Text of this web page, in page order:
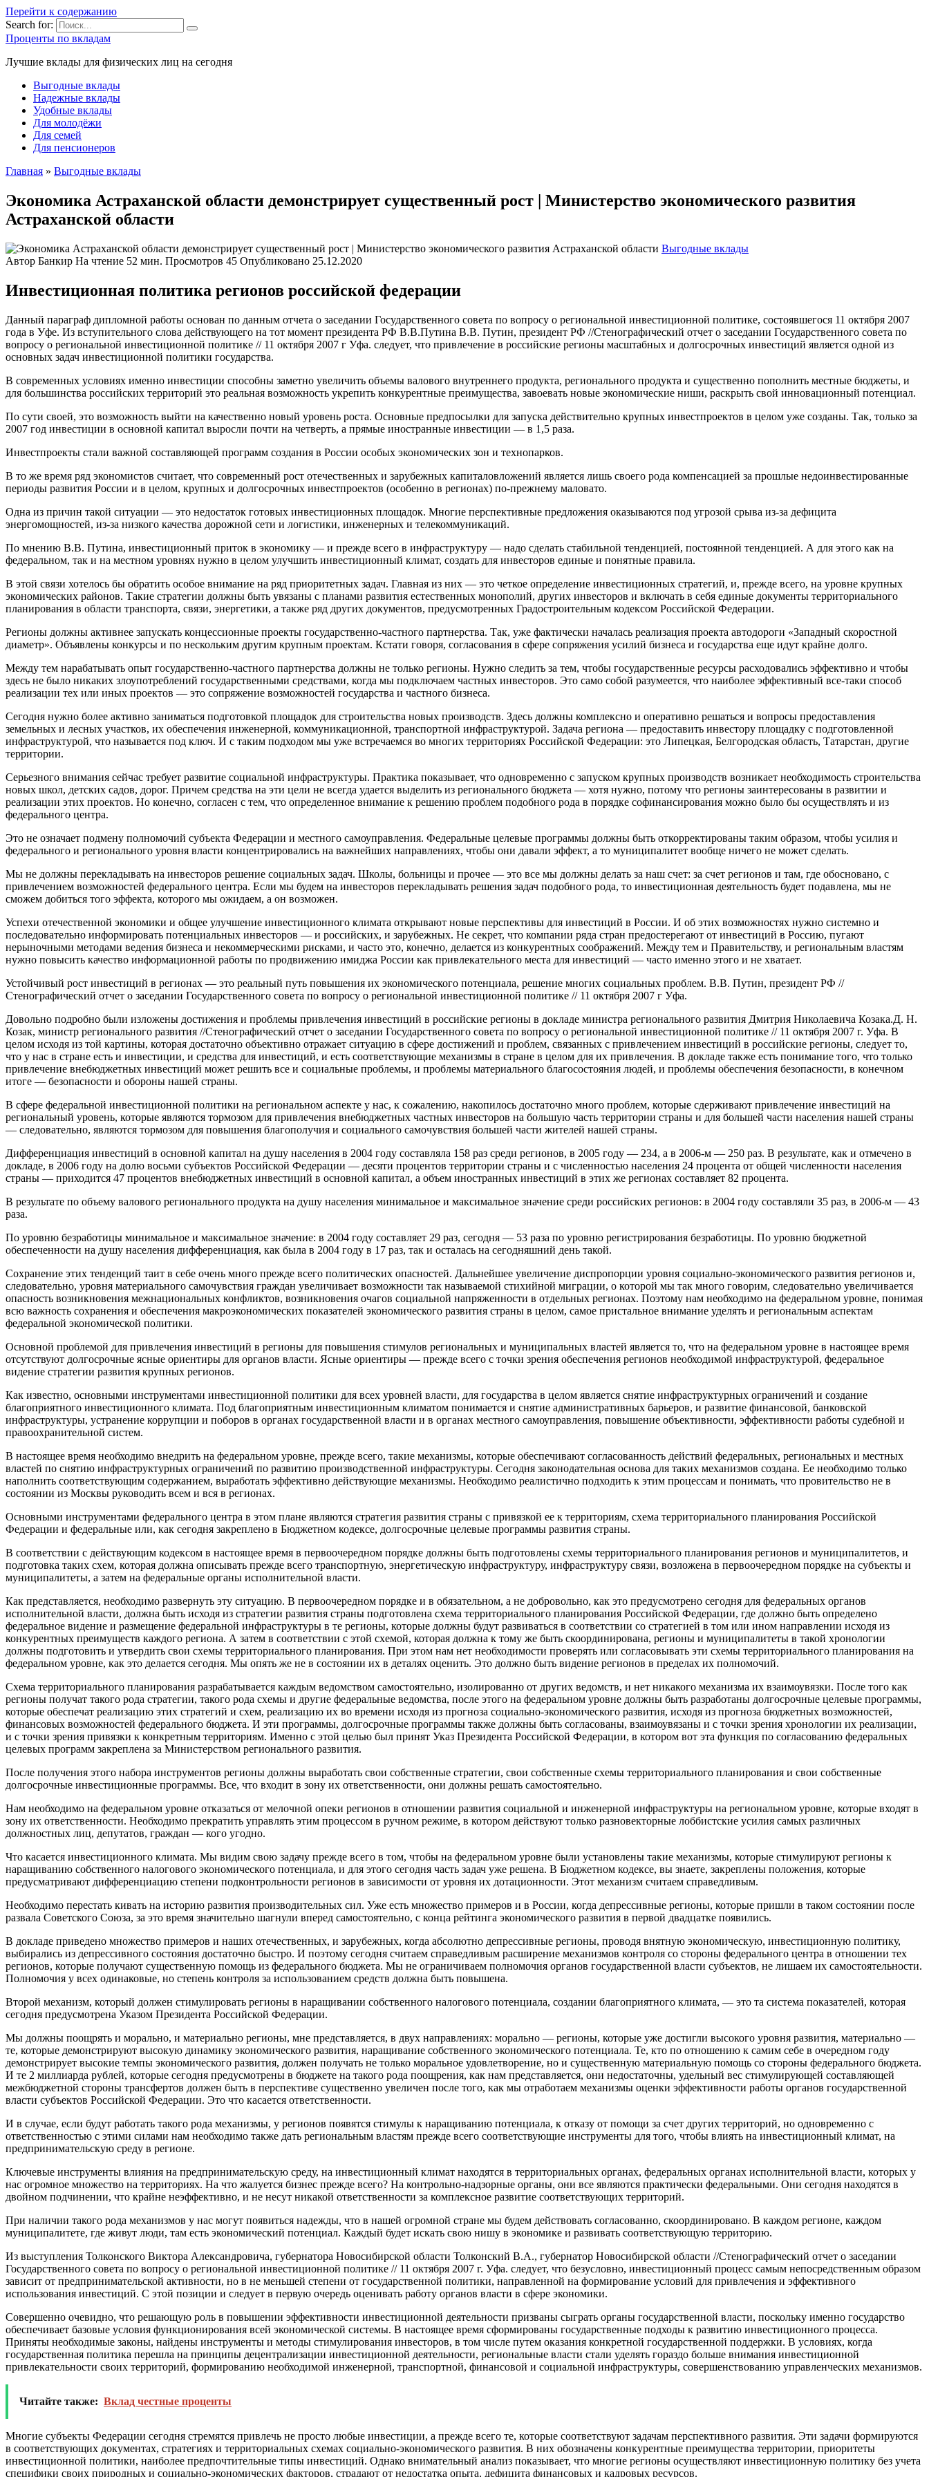
Перейти к содержанию
Search for:
Проценты по вкладам
Лучшие вклады для физических лиц на сегодня
Выгодные вклады
Надежные вклады
Удобные вклады
Для молодёжи
Для семей
Для пенсионеров
Главная » Выгодные вклады
Экономика Астраханской области демонстрирует существенный рост | Министерство экономического развития
Астраханской области
Выгодные вклады
Автор Банкир На чтение 52 мин. Просмотров 45 Опубликовано 25.12.2020
Инвестиционная политика регионов российской федерации
Данный параграф дипломной работы основан по данным отчета о заседании Государственного совета по вопросу о региональной инвестиционной политике, состоявшегося 11 октября 2007
года в Уфе. Из вступительного слова действующего на тот момент президента РФ В.В.Путина В.В. Путин, президент РФ //Стенографический отчет о заседании Государственного совета по
вопросу о региональной инвестиционной политике // 11 октября 2007 г Уфа. следует, что привлечение в российские регионы масштабных и долгосрочных инвестиций является одной из
основных задач инвестиционной политики государства.
В современных условиях именно инвестиции способны заметно увеличить объемы валового внутреннего продукта, регионального продукта и существенно пополнить местные бюджеты, и
для большинства российских территорий это реальная возможность укрепить конкурентные преимущества, завоевать новые экономические ниши, раскрыть свой инновационный потенциал.
По сути своей, это возможность выйти на качественно новый уровень роста. Основные предпосылки для запуска действительно крупных инвестпроектов в целом уже созданы. Так, только за
2007 год инвестиции в основной капитал выросли почти на четверть, а прямые иностранные инвестиции — в 1,5 раза.
Инвестпроекты стали важной составляющей программ создания в России особых экономических зон и технопарков.
В то же время ряд экономистов считает, что современный рост отечественных и зарубежных капиталовложений является лишь своего рода компенсацией за прошлые недоинвестированные
периоды развития России и в целом, крупных и долгосрочных инвестпроектов (особенно в регионах) по-прежнему маловато.
Одна из причин такой ситуации — это недостаток готовых инвестиционных площадок. Многие перспективные предложения оказываются под угрозой срыва из-за дефицита
энергомощностей, из-за низкого качества дорожной сети и логистики, инженерных и телекоммуникаций.
По мнению В.В. Путина, инвестиционный приток в экономику — и прежде всего в инфраструктуру — надо сделать стабильной тенденцией, постоянной тенденцией. А для этого как на
федеральном, так и на местном уровнях нужно в целом улучшить инвестиционный климат, создать для инвесторов единые и понятные правила.
В этой связи хотелось бы обратить особое внимание на ряд приоритетных задач. Главная из них — это четкое определение инвестиционных стратегий, и, прежде всего, на уровне крупных
экономических районов. Такие стратегии должны быть увязаны с планами развития естественных монополий, других инвесторов и включать в себя единые документы территориального
планирования в области транспорта, связи, энергетики, а также ряд других документов, предусмотренных Градостроительным кодексом Российской Федерации.
Регионы должны активнее запускать концессионные проекты государственно-частного партнерства. Так, уже фактически началась реализация проекта автодороги «Западный скоростной
диаметр». Объявлены конкурсы и по нескольким другим крупным проектам. Кстати говоря, согласования в сфере сопряжения усилий бизнеса и государства еще идут крайне долго.
Между тем нарабатывать опыт государственно-частного партнерства должны не только регионы. Нужно следить за тем, чтобы государственные ресурсы расходовались эффективно и чтобы
здесь не было никаких злоупотреблений государственными средствами, когда мы подключаем частных инвесторов. Это само собой разумеется, что наиболее эффективный все-таки способ
реализации тех или иных проектов — это сопряжение возможностей государства и частного бизнеса.
Сегодня нужно более активно заниматься подготовкой площадок для строительства новых производств. Здесь должны комплексно и оперативно решаться и вопросы предоставления
земельных и лесных участков, их обеспечения инженерной, коммуникационной, транспортной инфраструктурой. Задача региона — предоставить инвестору площадку с подготовленной
инфраструктурой, что называется под ключ. И с таким подходом мы уже встречаемся во многих территориях Российской Федерации: это Липецкая, Белгородская область, Татарстан, другие
территории.
Серьезного внимания сейчас требует развитие социальной инфраструктуры. Практика показывает, что одновременно с запуском крупных производств возникает необходимость строительства
новых школ, детских садов, дорог. Причем средства на эти цели не всегда удается выделить из регионального бюджета — хотя нужно, потому что регионы заинтересованы в развитии и
реализации этих проектов. Но конечно, согласен с тем, что определенное внимание к решению проблем подобного рода в порядке софинансирования можно было бы осуществлять и из
федерального центра.
Это не означает подмену полномочий субъекта Федерации и местного самоуправления. Федеральные целевые программы должны быть откорректированы таким образом, чтобы усилия и
федерального и регионального уровня власти концентрировались на важнейших направлениях, чтобы они давали эффект, а то муниципалитет вообще ничего не может сделать.
Мы не должны перекладывать на инвесторов решение социальных задач. Школы, больницы и прочее — это все мы должны делать за наш счет: за счет регионов и там, где обосновано, с
привлечением возможностей федерального центра. Если мы будем на инвесторов перекладывать решения задач подобного рода, то инвестиционная деятельность будет подавлена, мы не
сможем добиться того эффекта, которого мы ожидаем, а он возможен.
Успехи отечественной экономики и общее улучшение инвестиционного климата открывают новые перспективы для инвестиций в России. И об этих возможностях нужно системно и
последовательно информировать потенциальных инвесторов — и российских, и зарубежных. Не секрет, что компании ряда стран предостерегают от инвестиций в Россию, пугают
нерыночными методами ведения бизнеса и некоммерческими рисками, и часто это, конечно, делается из конкурентных соображений. Между тем и Правительству, и региональным властям
нужно повысить качество информационной работы по продвижению имиджа России как привлекательного места для инвестиций — часто именно этого и не хватает.
Устойчивый рост инвестиций в регионах — это реальный путь повышения их экономического потенциала, решение многих социальных проблем. В.В. Путин, президент РФ //
Стенографический отчет о заседании Государственного совета по вопросу о региональной инвестиционной политике // 11 октября 2007 г Уфа.
Довольно подробно были изложены достижения и проблемы привлечения инвестиций в российские регионы в докладе министра регионального развития Дмитрия Николаевича Козака.Д. Н.
Козак, министр регионального развития //Стенографический отчет о заседании Государственного совета по вопросу о региональной инвестиционной политике // 11 октября 2007 г. Уфа. В
целом исходя из той картины, которая достаточно объективно отражает ситуацию в сфере достижений и проблем, связанных с привлечением инвестиций в российские регионы, следует то,
что у нас в стране есть и инвестиции, и средства для инвестиций, и есть соответствующие механизмы в стране в целом для их привлечения. В докладе также есть понимание того, что только
привлечение внебюджетных инвестиций может решить все и социальные проблемы, и проблемы материального благосостояния людей, и проблемы обеспечения безопасности, в конечном
итоге — безопасности и обороны нашей страны.
В сфере федеральной инвестиционной политики на региональном аспекте у нас, к сожалению, накопилось достаточно много проблем, которые сдерживают привлечение инвестиций на
региональный уровень, которые являются тормозом для привлечения внебюджетных частных инвесторов на большую часть территории страны и для большей части населения нашей страны
— следовательно, являются тормозом для повышения благополучия и социального самочувствия большей части жителей нашей страны.
Дифференциация инвестиций в основной капитал на душу населения в 2004 году составляла 158 раз среди регионов, в 2005 году — 234, а в 2006-м — 250 раз. В результате, как и отмечено в
докладе, в 2006 году на долю восьми субъектов Российской Федерации — десяти процентов территории страны и с численностью населения 24 процента от общей численности населения
страны — приходится 47 процентов внебюджетных инвестиций в основной капитал, а объем иностранных инвестиций в этих же регионах составляет 82 процента.
В результате по объему валового регионального продукта на душу населения минимальное и максимальное значение среди российских регионов: в 2004 году составляли 35 раз, в 2006-м — 43
раза.
По уровню безработицы минимальное и максимальное значение: в 2004 году составляет 29 раз, сегодня — 53 раза по уровню регистрирования безработицы. По уровню бюджетной
обеспеченности на душу населения дифференциация, как была в 2004 году в 17 раз, так и осталась на сегодняшний день такой.
Сохранение этих тенденций таит в себе очень много прежде всего политических опасностей. Дальнейшее увеличение диспропорции уровня социально-экономического развития регионов и,
следовательно, уровня материального самочувствия граждан увеличивает возможности так называемой стихийной миграции, о которой мы так много говорим, следовательно увеличивается
опасность возникновения межнациональных конфликтов, возникновения очагов социальной напряженности в отдельных регионах. Поэтому нам необходимо на федеральном уровне, понимая
всю важность сохранения и обеспечения макроэкономических показателей экономического развития страны в целом, самое пристальное внимание уделять и региональным аспектам
федеральной экономической политики.
Основной проблемой для привлечения инвестиций в регионы для повышения стимулов региональных и муниципальных властей является то, что на федеральном уровне в настоящее время
отсутствуют долгосрочные ясные ориентиры для органов власти. Ясные ориентиры — прежде всего с точки зрения обеспечения регионов необходимой инфраструктурой, федеральное
видение стратегии развития крупных регионов.
Как известно, основными инструментами инвестиционной политики для всех уровней власти, для государства в целом является снятие инфраструктурных ограничений и создание
благоприятного инвестиционного климата. Под благоприятным инвестиционным климатом понимается и снятие административных барьеров, и развитие финансовой, банковской
инфраструктуры, устранение коррупции и поборов в органах государственной власти и в органах местного самоуправления, повышение объективности, эффективности работы судебной и
правоохранительной систем.
В настоящее время необходимо внедрить на федеральном уровне, прежде всего, такие механизмы, которые обеспечивают согласованность действий федеральных, региональных и местных
властей по снятию инфраструктурных ограничений по развитию производственной инфраструктуры. Сегодня законодательная основа для таких механизмов создана. Ее необходимо только
наполнить соответствующим содержанием, выработать эффективно действующие механизмы. Необходимо реалистично подходить к этим процессам и понимать, что провительство не в
состоянии из Москвы руководить всем и вся в регионах.
Основными инструментами федерального центра в этом плане являются стратегия развития страны с привязкой ее к территориям, схема территориального планирования Российской
Федерации и федеральные или, как сегодня закреплено в Бюджетном кодексе, долгосрочные целевые программы развития страны.
В соответствии с действующим кодексом в настоящее время в первоочередном порядке должны быть подготовлены схемы территориального планирования регионов и муниципалитетов, и
подготовка таких схем, которая должна описывать прежде всего транспортную, энергетическую инфраструктуру, инфраструктуру связи, возложена в первоочередном порядке на субъекты и
муниципалитеты, а затем на федеральные органы исполнительной власти.
Как представляется, необходимо развернуть эту ситуацию. В первоочередном порядке и в обязательном, а не добровольно, как это предусмотрено сегодня для федеральных органов
исполнительной власти, должна быть исходя из стратегии развития страны подготовлена схема территориального планирования Российской Федерации, где должно быть определено
федеральное видение и размещение федеральной инфраструктуры в те регионы, которые должны будут развиваться в соответствии со стратегией в том или ином направлении исходя из
конкурентных преимуществ каждого региона. А затем в соответствии с этой схемой, которая должна к тому же быть скоординирована, регионы и муниципалитеты в такой хронологии
должны подготовить и утвердить свои схемы территориального планирования. При этом нам нет необходимости проверять или согласовывать эти схемы территориального планирования на
федеральном уровне, как это делается сегодня. Мы опять же не в состоянии их в деталях оценить. Это должно быть видение регионов в пределах их полномочий.
Схема территориального планирования разрабатывается каждым ведомством самостоятельно, изолированно от других ведомств, и нет никакого механизма их взаимоувязки. После того как
регионы получат такого рода стратегии, такого рода схемы и другие федеральные ведомства, после этого на федеральном уровне должны быть разработаны долгосрочные целевые программы,
которые обеспечат реализацию этих стратегий и схем, реализацию их во времени исходя из прогноза социально-экономического развития, исходя из прогноза бюджетных возможностей,
финансовых возможностей федерального бюджета. И эти программы, долгосрочные программы также должны быть согласованы, взаимоувязаны и с точки зрения хронологии их реализации,
и с точки зрения привязки к конкретным территориям. Именно с этой целью был принят Указ Президента Российской Федерации, в котором вот эта функция по согласованию федеральных
целевых программ закреплена за Министерством регионального развития.
После получения этого набора инструментов регионы должны выработать свои собственные стратегии, свои собственные схемы территориального планирования и свои собственные
долгосрочные инвестиционные программы. Все, что входит в зону их ответственности, они должны решать самостоятельно.
Нам необходимо на федеральном уровне отказаться от мелочной опеки регионов в отношении развития социальной и инженерной инфраструктуры на региональном уровне, которые входят в
зону их ответственности. Необходимо прекратить управлять этим процессом в ручном режиме, в котором действуют только разновекторные лоббистские усилия самых различных
должностных лиц, депутатов, граждан — кого угодно.
Что касается инвестиционного климата. Мы видим свою задачу прежде всего в том, чтобы на федеральном уровне были установлены такие механизмы, которые стимулируют регионы к
наращиванию собственного налогового экономического потенциала, и для этого сегодня часть задач уже решена. В Бюджетном кодексе, вы знаете, закреплены положения, которые
предусматривают дифференциацию степени подконтрольности регионов в зависимости от уровня их дотационности. Этот механизм считаем справедливым.
Необходимо перестать кивать на историю развития производительных сил. Уже есть множество примеров и в России, когда депрессивные регионы, которые пришли в таком состоянии после
развала Советского Союза, за это время значительно шагнули вперед самостоятельно, с конца рейтинга экономического развития в первой двадцатке появились.
В докладе приведено множество примеров и наших отечественных, и зарубежных, когда абсолютно депрессивные регионы, проводя внятную экономическую, инвестиционную политику,
выбирались из депрессивного состояния достаточно быстро. И поэтому сегодня считаем справедливым расширение механизмов контроля со стороны федерального центра в отношении тех
регионов, которые получают существенную помощь из федерального бюджета. Мы не ограничиваем полномочия органов государственной власти субъектов, не лишаем их самостоятельности.
Полномочия у всех одинаковые, но степень контроля за использованием средств должна быть повышена.
Второй механизм, который должен стимулировать регионы в наращивании собственного налогового потенциала, создании благоприятного климата, — это та система показателей, которая
сегодня предусмотрена Указом Президента Российской Федерации.
Мы должны поощрять и морально, и материально регионы, мне представляется, в двух направлениях: морально — регионы, которые уже достигли высокого уровня развития, материально —
те, которые демонстрируют высокую динамику экономического развития, наращивание собственного экономического потенциала. Те, кто по отношению к самим себе в очередном году
демонстрирует высокие темпы экономического развития, должен получать не только моральное удовлетворение, но и существенную материальную помощь со стороны федерального бюджета.
И те 2 миллиарда рублей, которые сегодня предусмотрены в бюджете на такого рода поощрения, как нам представляется, они недостаточны, удельный вес стимулирующей составляющей
межбюджетной стороны трансфертов должен быть в перспективе существенно увеличен после того, как мы отработаем механизмы оценки эффективности работы органов государственной
власти субъектов Российской Федерации. Это что касается ответственности.
И в случае, если будут работать такого рода механизмы, у регионов появятся стимулы к наращиванию потенциала, к отказу от помощи за счет других территорий, но одновременно с
ответственностью с этими силами нам необходимо также дать региональным властям прежде всего соответствующие инструменты для того, чтобы влиять на инвестиционный климат, на
предпринимательскую среду в регионе.
Ключевые инструменты влияния на предпринимательскую среду, на инвестиционный климат находятся в территориальных органах, федеральных органах исполнительной власти, которых у
нас огромное множество на территориях. На что жалуется бизнес прежде всего? На контрольно-надзорные органы, они все являются практически федеральными. Они сегодня находятся в
двойном подчинении, что крайне неэффективно, и не несут никакой ответственности за комплексное развитие соответствующих территорий.
При наличии такого рода механизмов у нас могут появиться надежды, что в нашей огромной стране мы будем действовать согласованно, скоординировано. В каждом регионе, каждом
муниципалитете, где живут люди, там есть экономический потенциал. Каждый будет искать свою нишу в экономике и развивать соответствующую территорию.
Из выступления Толконского Виктора Александровича, губернатора Новосибирской области Толконский В.А., губернатор Новосибирской области //Стенографический отчет о заседании
Государственного совета по вопросу о региональной инвестиционной политике // 11 октября 2007 г. Уфа. следует, что безусловно, инвестиционный процесс самым непосредственным образом
зависит от предпринимательской активности, но в не меньшей степени от государственной политики, направленной на формирование условий для привлечения и эффективного
использования инвестиций. С этой позиции и следует в первую очередь оценивать работу органов власти в сфере экономики.
Совершенно очевидно, что решающую роль в повышении эффективности инвестиционной деятельности призваны сыграть органы государственной власти, поскольку именно государство
обеспечивает базовые условия функционирования всей экономической системы. В настоящее время сформированы государственные подходы к развитию инвестиционного процесса.
Приняты необходимые законы, найдены инструменты и методы стимулирования инвесторов, в том числе путем оказания конкретной государственной поддержки. В условиях, когда
государственная политика перешла на принципы децентрализации инвестиционной деятельности, региональные власти стали уделять гораздо больше внимания инвестиционной
привлекательности своих территорий, формированию необходимой инженерной, транспортной, финансовой и социальной инфраструктуры, совершенствованию управленческих механизмов.
Читайте также: Вклад честные проценты
Многие субъекты Федерации сегодня стремятся привлечь не просто любые инвестиции, а прежде всего те, которые соответствуют задачам перспективного развития. Эти задачи формируются
в соответствующих документах, стратегиях и территориальных схемах социально-экономического развития. В них обозначены конкурентные преимущества территории, приоритеты
инвестиционной политики, наиболее предпочтительные типы инвестиций. Однако внимательный анализ показывает, что многие регионы осуществляют инвестиционную политику без учета
специфики своих природных и социально-экономических факторов, страдают от недостатка опыта, дефицита финансовых и кадровых ресурсов.